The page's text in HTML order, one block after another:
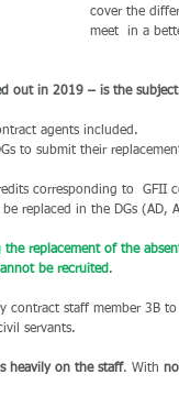
cover the
meet  in a
out in 2019 – is the
agents included.
to submit their
corresponding to  GFII
replaced in the DGs (AD,
the replacement of the
be recruited.
staff member 3B to
servants.
heavily on the staff. With